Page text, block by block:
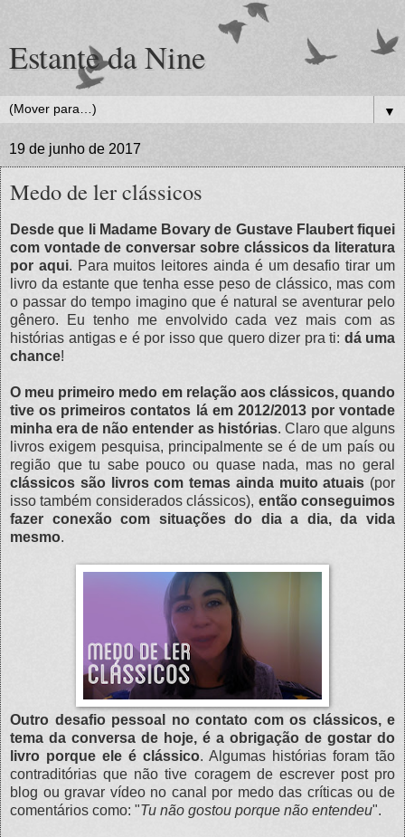
Estante da Nine
▼
19 de junho de 2017
Medo de ler clássicos
Desde que li Madame Bovary de Gustave Flaubert fiquei
com vontade de conversar sobre clássicos da literatura
por aqui. Para muitos leitores ainda é um desafio tirar um
livro da estante que tenha esse peso de clássico, mas com
o passar do tempo imagino que é natural se aventurar pelo
gênero. Eu tenho me envolvido cada vez mais com as
histórias antigas e é por isso que quero dizer pra ti: dá uma
chance!
O meu primeiro medo em relação aos clássicos, quando
tive os primeiros contatos lá em 2012/2013 por vontade
minha era de não entender as histórias. Claro que alguns
livros exigem pesquisa, principalmente se é de um país ou
região que tu sabe pouco ou quase nada, mas no geral
clássicos são livros com temas ainda muito atuais (por
isso também considerados clássicos), então conseguimos
fazer conexão com situações do dia a dia, da vida
mesmo.
Outro desafio pessoal no contato com os clássicos, e
tema da conversa de hoje, é a obrigação de gostar do
livro porque ele é clássico. Algumas histórias foram tão
contraditórias que não tive coragem de escrever post pro
blog ou gravar vídeo no canal por medo das críticas ou de
comentários como: "Tu não gostou porque não entendeu".